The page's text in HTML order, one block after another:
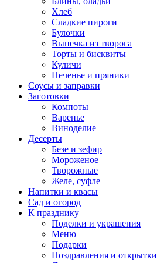
Хлеб
Сладкие пироги
Булочки
Выпечка из творога
Торты и бисквиты
Куличи
Печенье и пряники
Соусы и заправки
Заготовки
Компоты
Варенье
Виноделие
Десерты
Безе и зефир
Мороженое
Творожные
Желе, суфле
Напитки и квасы
Сад и огород
К празднику
Поделки и украшения
Меню
Подарки
Поздравления и открытки